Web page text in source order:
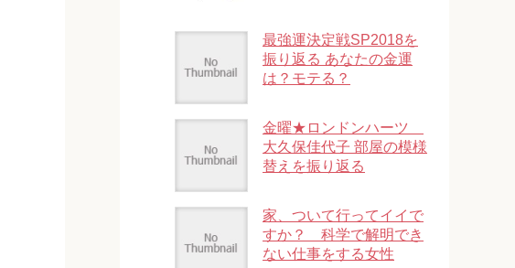
最強運決定戦SP2018を
振り返る あなたの金運
は？モテる？
金曜★ロンドンハーツ
大久保佳代子 部屋の模様
替えを振り返る
家、ついて行ってイイで
すか？ 科学で解明でき
ない仕事をする女性